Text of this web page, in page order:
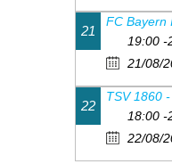
21
19:00 -
21/08/
22
18:00 -
22/08/